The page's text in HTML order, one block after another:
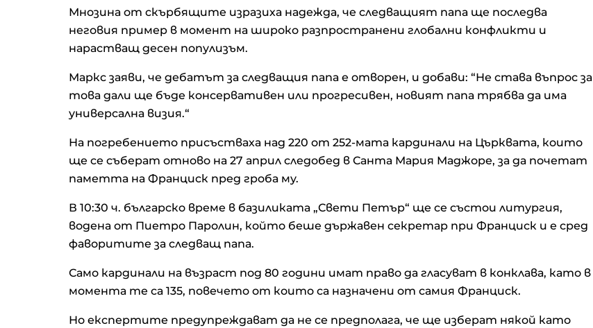
Мнозина от скърбящите изразиха надежда, че следващият папа ще последва
неговия пример в момент на широко разпространени глобални конфликти и
нарастващ десен популизъм.
Маркс заяви, че дебатът за следващия папа е отворен, и добави: “Не става въпрос за
това дали ще бъде консервативен или прогресивен, новият папа трябва да има
универсална визия.“
На погребението присъстваха над 220 от 252-мата кардинали на Църквата, които
ще се съберат отново на 27 април следобед в Санта Мария Маджоре, за да почетат
паметта на Франциск пред гроба му.
В 10:30 ч. българско време в базиликата „Свети Петър“ ще се състои литургия,
водена от Пиетро Паролин, който беше държавен секретар при Франциск и е сред
фаворитите за следващ папа.
Само кардинали на възраст под 80 години имат право да гласуват в конклава, като в
момента те са 135, повечето от които са назначени от самия Франциск.
Но експертите предупреждават да не се предполага, че ще изберат някой като